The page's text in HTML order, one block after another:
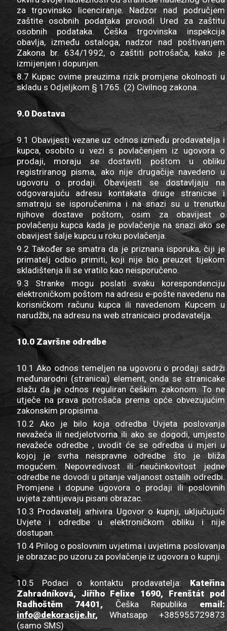
za trgovinsko licenciranje. Nadzor nad područjem
zaštite osobnih podataka provodi Ured za zaštitu
osobnih podataka. Češka trgovinska inspekcija
obavlja, između ostaloga, nadzor nad poštivanjem
Zakona br. 634/1992, o zaštiti potrošača, kako je
izmijenjen i dopunjen.
8.7 Kupac ovime preuzima rizik promjene okolnosti u
skladu s Odjeljkom § 1765. (2) Civilnog zakona.
9.0 Dostava
9.1 Obavijesti vezane uz odnos između prodavatelja i
kupca, osobito u vezi s povlačenjem iz ugovora o
prodaji, moraju se dostaviti poštom u obliku
registriranog pisma, ako nije drugačije navedeno u
ugovoru o prodaji. Obavijesti se dostavljaju na
odgovarajuću adresu kontakata druge stranicae i
smatraju se isporučenima i na snazi su u trenutku
njihove dostave poštom, osim za obavijest o
povlačenju kupca kada je povlačenje na snazi ako se
obavijest šalje kupcu u roku povlačenja.
9.2 Također se smatra da je priznana isporuka, čiji je
primatelj odbio primiti, koji nije bio preuzet tijekom
skladištenja ili se vratilo kao neisporučeno.
9.3 Stranke mogu poslati svaku korespondenciju
elektroničkom poštom na adresu e-pošte navedenu na
korisničkom računu kupca ili navedenom Kupcem u
narudžbi, na adresu na web stranicaici prodavatelja.
10.0 Završne odredbe
10.1 Ako odnos temeljen na ugovoru o prodaji sadrži
međunarodni (stranicai) element, onda se stranicake
slažu da je odnos reguliran češkim zakonom. To ne
utječe na prava potrošača prema opće obvezujućim
zakonskim propisima.
10.2 Ako je bilo koja odredba Uvjeta poslovanja
nevažeća ili nedjelotvorna ili ako se dogodi, umjesto
nevažeće odredbe , uvodit će se odredba u mjeri u
kojoj je svrha neispravne odredbe što je bliža
mogućem. Nepovredivost ili neučinkovitost jedne
odredbe ne dovodi u pitanje valjanost ostalih odredbi.
Promjene i dopune ugovora o prodaji ili poslovnih
uvjeta zahtijevaju pisani obrazac.
10.3 Prodavatelj arhivira Ugovor o kupnji, uključujući
Uvjete i odredbe u elektroničkom obliku i nije
dostupan.
10.4 Prilog o poslovnim uvjetima i uvjetima poslovanja
je obrazac po uzoru za povlačenje iz ugovora o kupnji.
10.5 Podaci o kontaktu prodavatelja: Kateřina
Zahradníková, Jiřího Felixe 1690, Frenštát pod
Radhoštěm 74401, Češka Republikaemail:
info@dekoracije.hr, Whatsapp +385955729873
(samo SMS)